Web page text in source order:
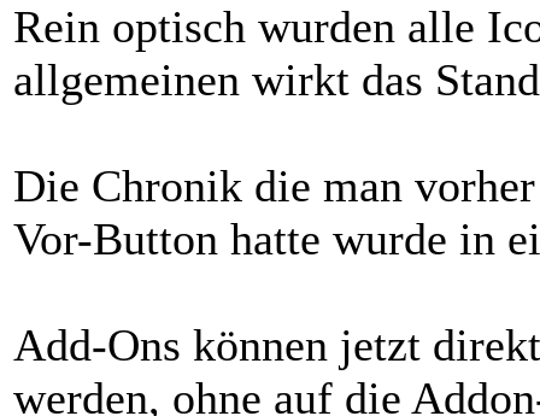
Rein optisch wurden alle
allgemeinen wirkt das
Die Chronik die man
Vor-Button hatte wurde in
Add-Ons können jetzt
werden, ohne auf die